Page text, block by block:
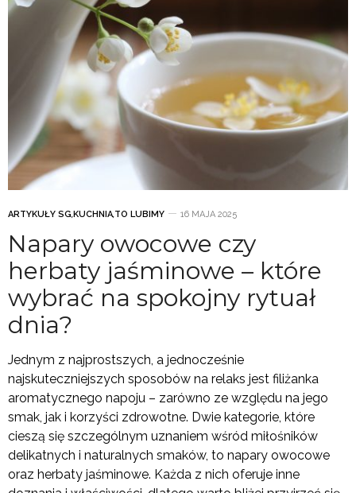
ARTYKUŁY SG,KUCHNIA,TO LUBIMY 16 MAJA 2025
Napary owocowe czy
herbaty jaśminowe – które
wybrać na spokojny rytuał
dnia?
Jednym z najprostszych, a jednocześnie
najskuteczniejszych sposobów na relaks jest filiżanka
aromatycznego napoju – zarówno ze względu na jego
smak, jak i korzyści zdrowotne. Dwie kategorie, które
cieszą się szczególnym uznaniem wśród miłośników
delikatnych i naturalnych smaków, to napary owocowe
oraz herbaty jaśminowe. Każda z nich oferuje inne